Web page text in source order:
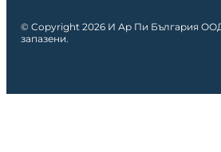
© Copyright 2026 И Ар Пи България
запазени.